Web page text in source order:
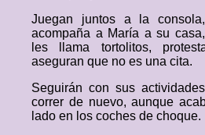
Juegan juntos a la
acompaña a María a su
les llama tortolitos,
aseguran que no es una cita.
Seguirán con sus
correr de nuevo, aunque
lado en los coches de choque.